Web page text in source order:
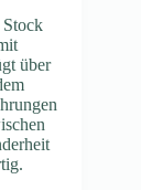
über